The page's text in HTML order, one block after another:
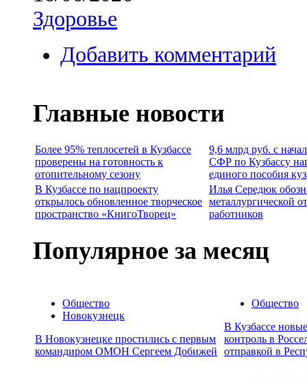
Здоровье
Добавить комментарий
Главные новости
Более 95% теплосетей в Кузбассе
проверены на готовность к
отопительному сезону
9,6 млрд руб. с
СФР по Кузбассу
единого пособия
В Кузбассе по нацпроекту
открылось обновленное творческое
пространство «КнигоТворец»
Илья Середюк
металлургической
работников
Популярное за месяц
Общество
Новокузнецк
В Новокузнецке простились с первым
командиром ОМОН Сергеем Добижей
Общество
В Кузбассе
контроль в
отправкой в